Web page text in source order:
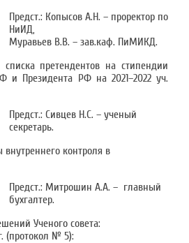
Предст.: Копысов А.Н. – проректор по
НиИД,
Муравьев В.В. – зав.каф. ПиМИКД.
претендентов на стипендии
и Президента РФ на 2021–2022 уч.
Предст.: Сивцев Н.С. – ученый
секретарь.
внутреннего контроля в
Предст.: Митрошин А.А. – главный
бухгалтер.
Ученого совета:
(протокол № 5):